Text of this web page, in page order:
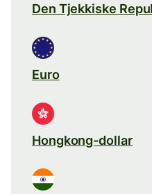
Den Tjekkiske
Euro
Hongkong-dollar